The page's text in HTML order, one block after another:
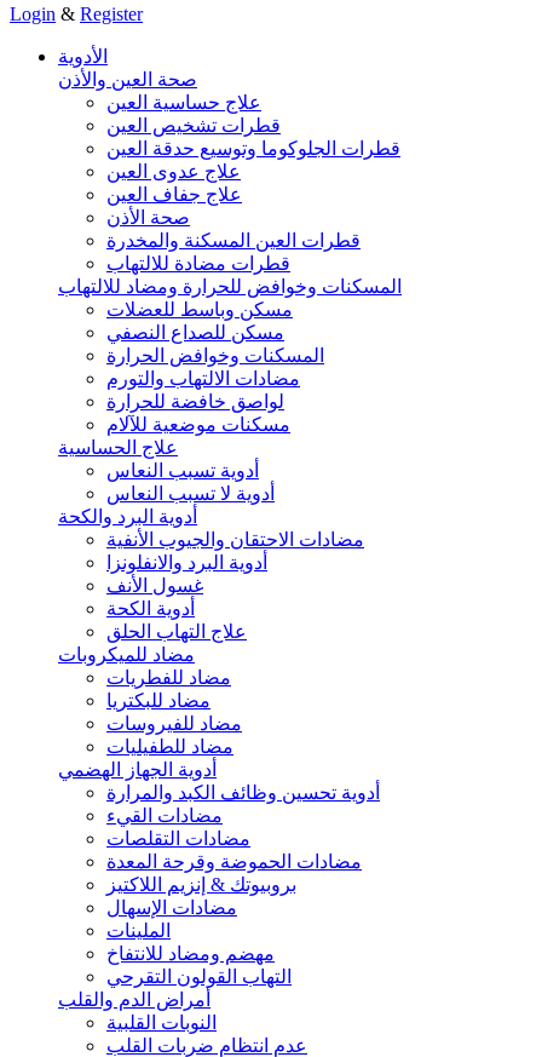
Login & Register
الأدوية
صحة العين والأذن
علاج حساسية العين
قطرات تشخيص العين
قطرات الجلوكوما وتوسيع حدقة العين
علاج عدوى العين
علاج جفاف العين
صحة الأذن
قطرات العين المسكنة والمخدرة
قطرات مضادة للالتهاب
المسكنات وخوافض للحرارة ومضاد للالتهاب
مسكن وباسط للعضلات
مسكن للصداع النصفي
المسكنات وخوافض الحرارة
مضادات الالتهاب والتورم
لواصق خافضة للحرارة
مسكنات موضعية للآلام
علاج الحساسية
أدوية تسبب النعاس
أدوية لا تسبب النعاس
أدوية البرد والكحة
مضادات الاحتقان والجيوب الأنفية
أدوية البرد والانفلونزا
غسول الأنف
أدوية الكحة
علاج التهاب الحلق
مضاد للميكروبات
مضاد للفطريات
مضاد للبكتريا
مضاد للفيروسات
مضاد للطفيليات
أدوية الجهاز الهضمي
أدوية تحسين وظائف الكبد والمرارة
مضادات القيء
مضادات التقلصات
مضادات الحموضة وقرحة المعدة
بروبيوتك & إنزيم اللاكتيز
مضادات الإسهال
الملينات
مهضم ومضاد للانتفاخ
التهاب القولون التقرحي
أمراض الدم والقلب
النوبات القلبية
عدم انتظام ضربات القلب